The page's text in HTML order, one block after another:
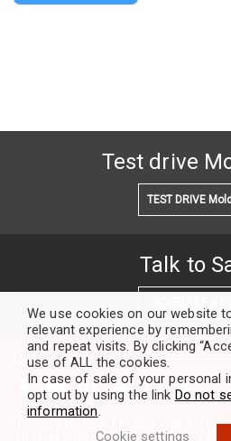
Test drive
TEST DRIVE
Talk to
Our Community
Fraud Warning
We use cookies on our website
relevant experience by
and repeat visits. By clicking
use of ALL the cookies.
In case of sale of your personal
opt out by using the link Do not
information.
Cookie settings